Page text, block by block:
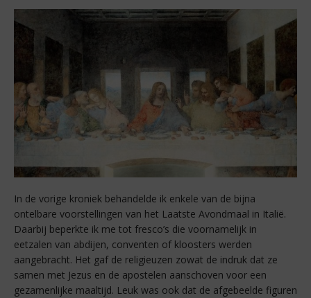
In de vorige kroniek behandelde ik enkele van de bijna
ontelbare voorstellingen van het Laatste Avondmaal in Italië.
Daarbij beperkte ik me tot fresco’s die voornamelijk in
eetzalen van abdijen, conventen of kloosters werden
aangebracht. Het gaf de religieuzen zowat de indruk dat ze
samen met Jezus en de apostelen aanschoven voor een
gezamenlijke maaltijd. Leuk was ook dat de afgebeelde figuren